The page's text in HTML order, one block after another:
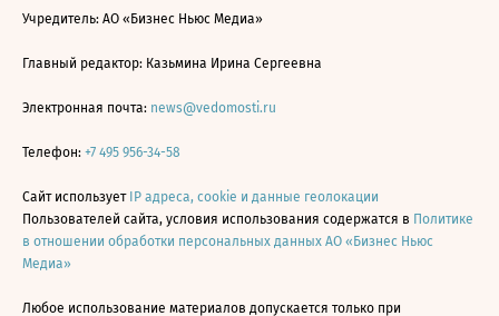
Учредитель: АО «Бизнес Ньюс Медиа»
Главный редактор: Казьмина Ирина Сергеевна
Электронная почта: news@vedomosti.ru
Телефон: +7 495 956-34-58
Сайт использует IP адреса, cookie и данные геолокации
Пользователей сайта, условия использования содержатся в Политике
в отношении обработки персональных данных АО «Бизнес Ньюс
Медиа»
Любое использование материалов допускается только при